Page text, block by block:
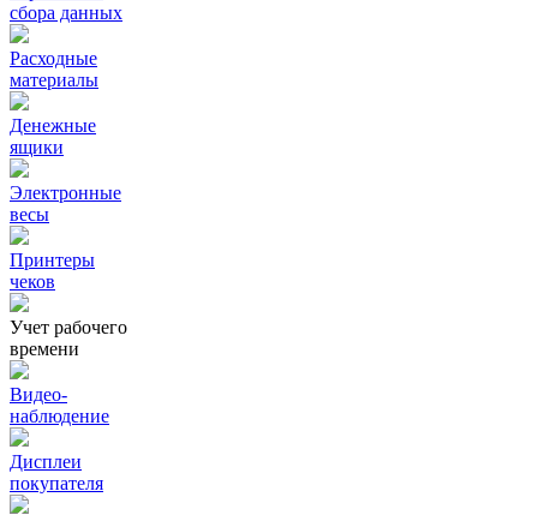
сбора данных
Расходные
материалы
Денежные
ящики
Электронные
весы
Принтеры
чеков
Учет рабочего
времени
Видео‑
наблюдение
Дисплеи
покупателя